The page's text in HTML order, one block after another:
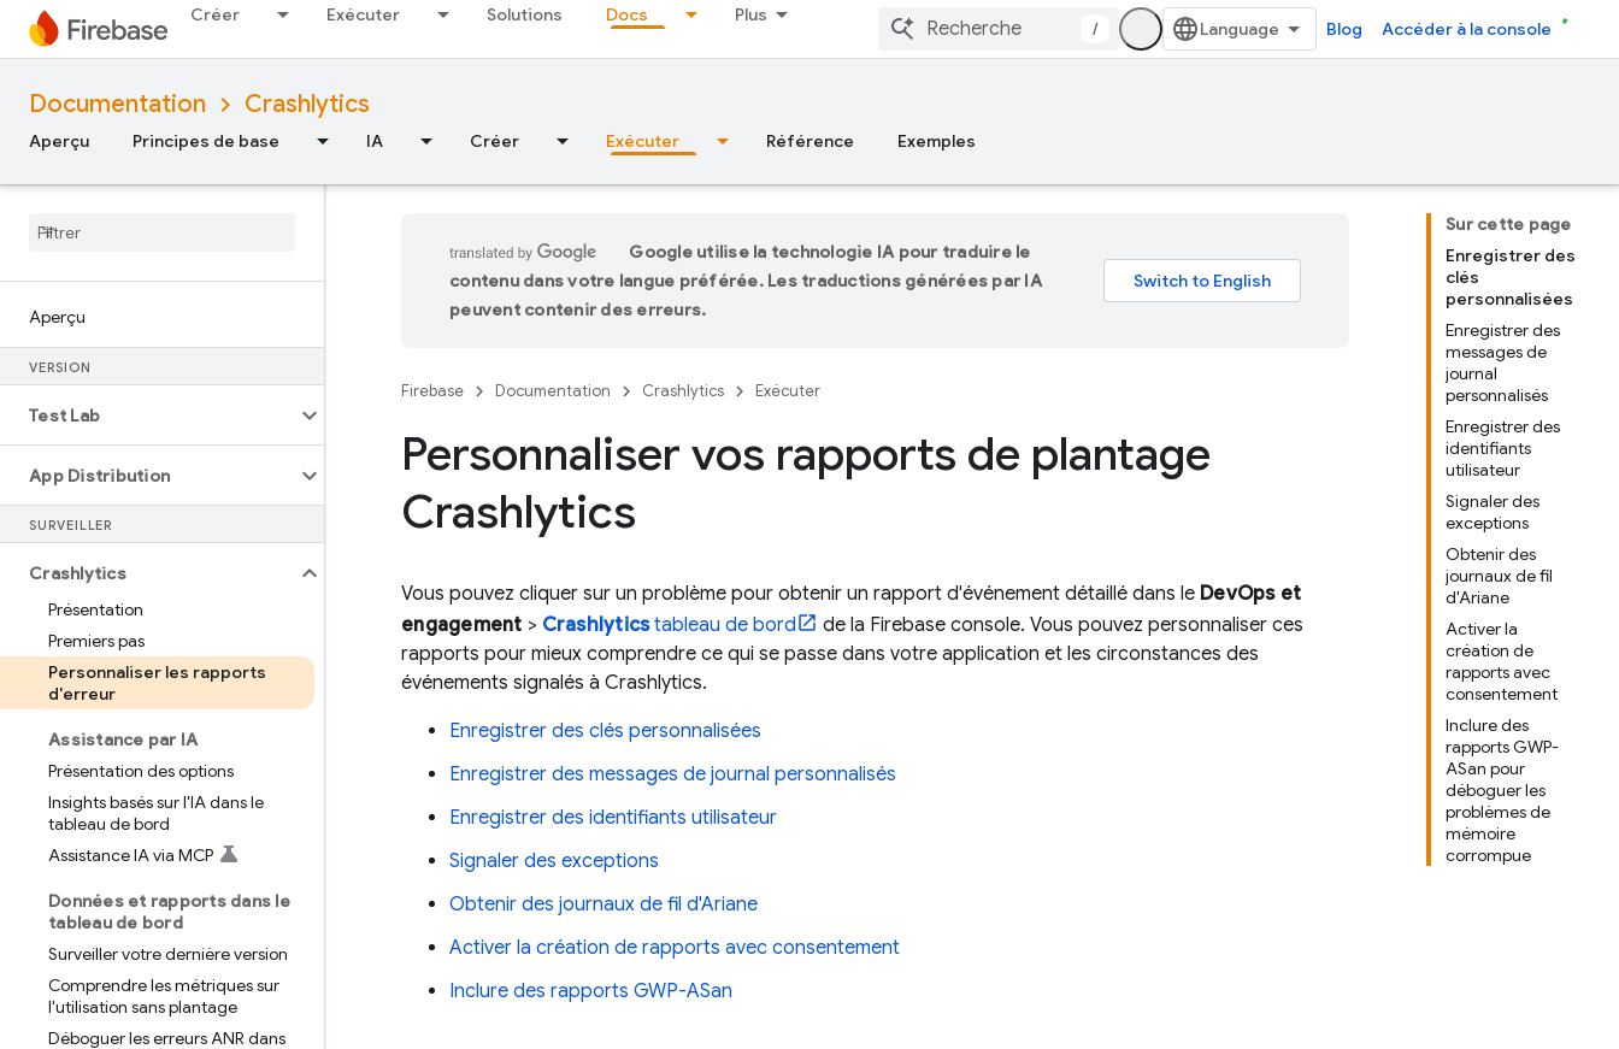
Créer Exécuter Solutions Docs Plus
/ Blog Accéder à la console
Documentation Crashlytics
Aperçu Principes de base IA Créer Exécuter Référence Exemples
Aperçu
VERSION
Test Lab
App Distribution
SURVEILLER
Crashlytics
Présentation
Premiers pas
Personnaliser les rapports
d'erreur
Assistance par IA
Présentation des options
Insights basés sur l'IA dans le
tableau de bord
Assistance IA via MCP
Données et rapports dans le
tableau de bord
Surveiller votre dernière version
Comprendre les métriques sur
l'utilisation sans plantage
Déboguer les erreurs ANR dans
Sur cette page
Enregistrer des
clés
personnalisées
Enregistrer des
messages de
journal
personnalisés
Enregistrer des
identifiants
utilisateur
Signaler des
exceptions
Obtenir des
journaux de fil
d'Ariane
Activer la
création de
rapports avec
consentement
Inclure des
rapports GWP-
ASan pour
déboguer les
problèmes de
mémoire
corrompue
Google utilise la technologie IA pour traduire le
contenu dans votre langue préférée. Les traductions générées par IA
peuvent contenir des erreurs.
Firebase Documentation Crashlytics Exécuter
Personnaliser vos rapports de plantage
Crashlytics
Vous pouvez cliquer sur un problème pour obtenir un rapport d'événement détaillé dans le DevOps et
engagement > Crashlyticstableau de bord de la Firebase console. Vous pouvez personnaliser ces
rapports pour mieux comprendre ce qui se passe dans votre application et les circonstances des
événements signalés à Crashlytics.
Enregistrer des clés personnalisées
Enregistrer des messages de journal personnalisés
Enregistrer des identifiants utilisateur
Signaler des exceptions
Obtenir des journaux de fil d'Ariane
Activer la création de rapports avec consentement
Inclure des rapports GWP-ASan